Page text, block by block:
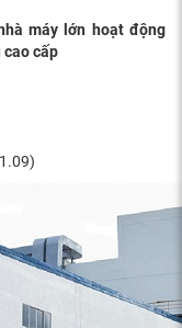
máy lớn hoạt động
cấp